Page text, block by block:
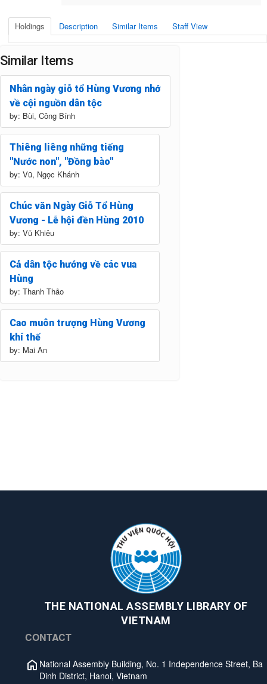
Holdings Description Similar Items Staff View
Similar Items
Nhân ngày giỗ tổ Hùng Vương nhớ
về cội nguồn dân tộc
by: Bùi, Công Bính
Thiêng liêng những tiếng
"Nước non", "Đồng bào"
by: Vũ, Ngọc Khánh
Chúc văn Ngày Giỗ Tổ Hùng
Vương - Lễ hội đền Hùng 2010
by: Vũ Khiêu
Cả dân tộc hướng về các vua
Hùng
by: Thanh Thảo
Cao muôn trượng Hùng Vương
khí thế
by: Mai An
THE NATIONAL ASSEMBLY LIBRARY OF
VIETNAM
CONTACT
National Assembly Building, No. 1 Independence Street, Ba
Dinh District, Hanoi, Vietnam